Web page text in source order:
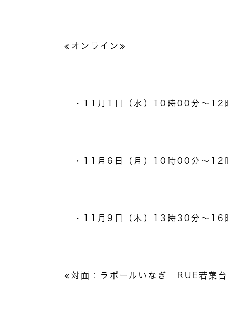
≪オンライン≫
・ 11 月 1 日（水） 10 時00 分～ 12
・ 11 月 6 日（月） 10 時00 分～ 12
・ 11 月 9 日（木） 13 時30 分～ 16
≪対面：ラポールいなぎ RUE 若葉